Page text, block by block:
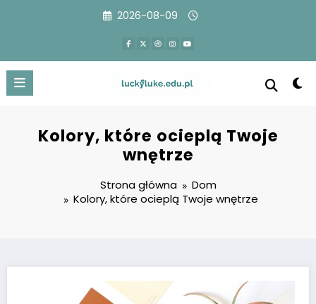
2026-08-09
Kolory, które ocieplą Twoje
wnętrze
Strona główna
Dom
Kolory, które ocieplą Twoje wnętrze